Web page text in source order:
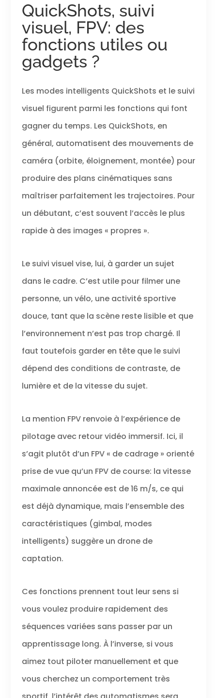
QuickShots, suivi
visuel, FPV: des
fonctions utiles ou
gadgets ?
Les modes intelligents QuickShots et le suivi
visuel figurent parmi les fonctions qui font
gagner du temps. Les QuickShots, en
général, automatisent des mouvements de
caméra (orbite, éloignement, montée) pour
produire des plans cinématiques sans
maîtriser parfaitement les trajectoires. Pour
un débutant, c’est souvent l’accès le plus
rapide à des images « propres ».
Le suivi visuel vise, lui, à garder un sujet
dans le cadre. C’est utile pour filmer une
personne, un vélo, une activité sportive
douce, tant que la scène reste lisible et que
l’environnement n’est pas trop chargé. Il
faut toutefois garder en tête que le suivi
dépend des conditions de contraste, de
lumière et de la vitesse du sujet.
La mention FPV renvoie à l’expérience de
pilotage avec retour vidéo immersif. Ici, il
s’agit plutôt d’un FPV « de cadrage » orienté
prise de vue qu’un FPV de course: la vitesse
maximale annoncée est de 16 m/s, ce qui
est déjà dynamique, mais l’ensemble des
caractéristiques (gimbal, modes
intelligents) suggère un drone de
captation.
Ces fonctions prennent tout leur sens si
vous voulez produire rapidement des
séquences variées sans passer par un
apprentissage long. À l’inverse, si vous
aimez tout piloter manuellement et que
vous cherchez un comportement très